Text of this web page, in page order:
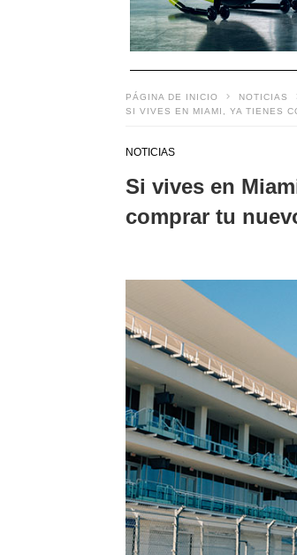
PÁGINA DE INICIO
NOTICIAS
SI VIVES EN MIAMI, YA TIENES
NOTICIAS
Si vives en
comprar tu